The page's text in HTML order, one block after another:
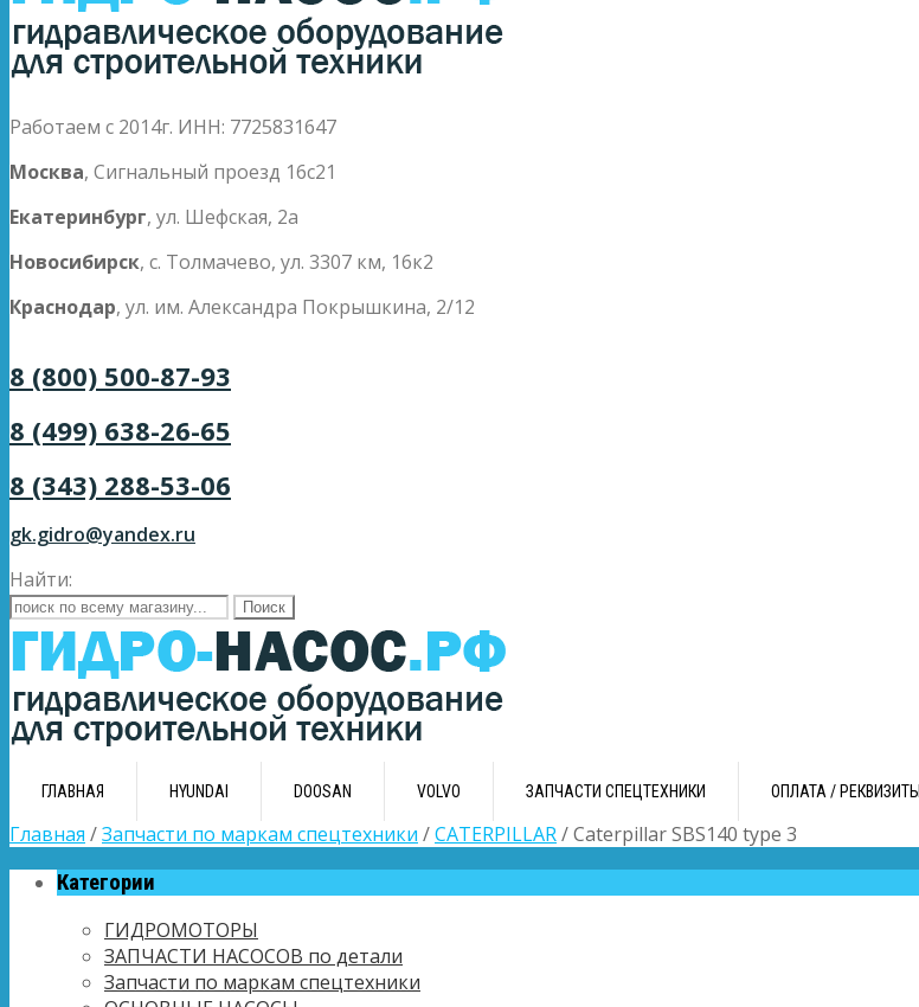
Работаем с 2014г. ИНН: 7725831647
Москва, Сигнальный проезд 16с21
Екатеринбург, ул. Шефская, 2а
Новосибирск, с. Толмачево, ул. 3307 км, 16к2
Краснодар, ул. им. Александра Покрышкина, 2/12
8 (800) 500-87-93
8 (499) 638-26-65
8 (343) 288-53-06
gk.gidro@yandex.ru
Найти:
ГЛАВНАЯ HYUNDAI DOOSAN VOLVO ЗАПЧАСТИ СПЕЦТЕХНИКИ ОПЛАТА / РЕКВИЗИТЫ
Главная /Запчасти по маркам спецтехники /CATERPILLAR/ Caterpillar SBS140 type 3
Категории
ГИДРОМОТОРЫ
ЗАПЧАСТИ НАСОСОВ по детали
Запчасти по маркам спецтехники